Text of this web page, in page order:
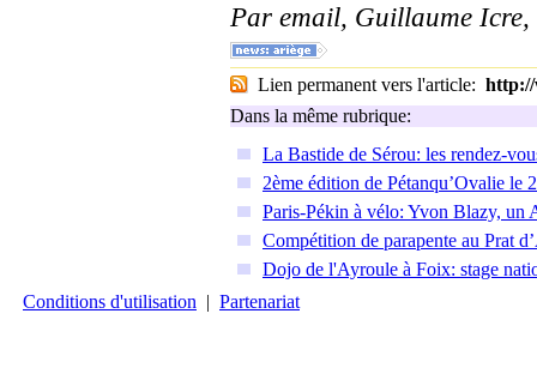
Par email, Guillaume
Lien permanent vers l'article: http://
Dans la même rubrique:
La Bastide de Sérou: les rendez-
2ème édition de Pétanqu’Ovalie le
Paris-Pékin à vélo: Yvon Blazy, un
Compétition de parapente au Prat
Dojo de l'Ayroule à Foix: stage
Conditions d'utilisation | Partenariat